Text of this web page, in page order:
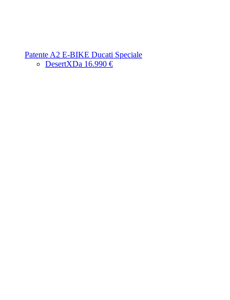
Patente A2 E-BIKE Ducati Speciale
DesertXDa 16.990 €